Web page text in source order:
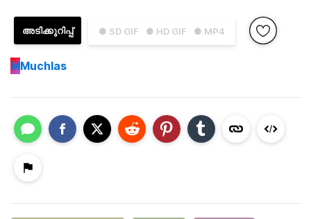
● SD GIF ● HD GIF ● MP4
അടിക്കുറിപ്പ്
MMuchlas